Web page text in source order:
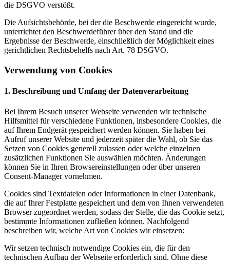
die DSGVO verstößt.
Die Aufsichtsbehörde, bei der die Beschwerde eingereicht wurde,
unterrichtet den Beschwerdeführer über den Stand und die
Ergebnisse der Beschwerde, einschließlich der Möglichkeit eines
gerichtlichen Rechtsbehelfs nach Art. 78 DSGVO.
Verwendung von Cookies
1. Beschreibung und Umfang der Datenverarbeitung
Bei Ihrem Besuch unserer Webseite verwenden wir technische
Hilfsmittel für verschiedene Funktionen, insbesondere Cookies, die
auf Ihrem Endgerät gespeichert werden können. Sie haben bei
Aufruf unserer Website und jederzeit später die Wahl, ob Sie das
Setzen von Cookies generell zulassen oder welche einzelnen
zusätzlichen Funktionen Sie auswählen möchten. Änderungen
können Sie in Ihren Browsereinstellungen oder über unseren
Consent-Manager vornehmen.
Cookies sind Textdateien oder Informationen in einer Datenbank,
die auf Ihrer Festplatte gespeichert und dem von Ihnen verwendeten
Browser zugeordnet werden, sodass der Stelle, die das Cookie setzt,
bestimmte Informationen zufließen können. Nachfolgend
beschreiben wir, welche Art von Cookies wir einsetzen:
Wir setzen technisch notwendige Cookies ein, die für den
technischen Aufbau der Webseite erforderlich sind. Ohne diese